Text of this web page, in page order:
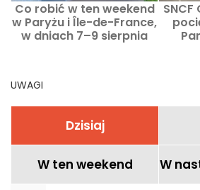
Co robić w ten weekend
w Paryżu i Île-de-France,
w dniach 7–9 sierpnia
UWAGI
Dzisiaj
W ten weekend W